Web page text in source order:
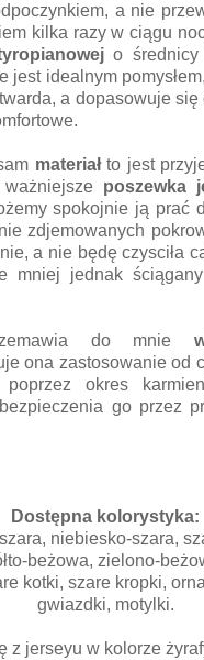
a nie
kilka razy w ciągu
o średnicy
jest idealnym
a dopasowuje się
materiałto jest
poszewka
spokojnie ją prać
zdjemowanych
a nie będę czysciła
mniej jednak
do mnie
ona zastosowanie od
poprzez okres
go przez
Dostępna kolorystyka:
niebiesko-szara,
beżowa, zielono-
kotki, szare kropki,
gwiazdki, motylki.
z jerseyu w kolorze